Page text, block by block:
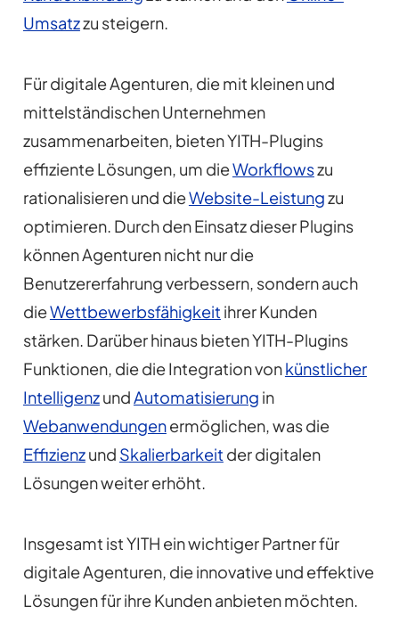
Umsatzzu steigern.
Für digitale Agenturen, die mit kleinen und
mittelständischen Unternehmen
zusammenarbeiten, bieten YITH-Plugins
effiziente Lösungen, um dieWorkflowszu
rationalisieren und dieWebsite-Leistungzu
optimieren. Durch den Einsatz dieser Plugins
können Agenturen nicht nur die
Benutzererfahrung verbessern, sondern auch
dieWettbewerbsfähigkeit ihrer Kunden
stärken. Darüber hinaus bieten YITH-Plugins
Funktionen, die die Integration vonkünstlicher
IntelligenzundAutomatisierung in
Webanwendungenermöglichen, was die
Effizienzund Skalierbarkeit der digitalen
Lösungen weiter erhöht.
Insgesamt ist YITH ein wichtiger Partner für
digitale Agenturen, die innovative und effektive
Lösungen für ihre Kunden anbieten möchten.